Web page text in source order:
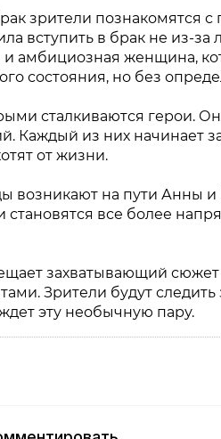
зрители познакомятся
вступить в брак не из-
амбициозная женщина,
состояния, но без
сталкиваются герои.
Каждый из них начинает
от жизни.
возникают на пути Анны
становятся все более
захватывающий
Зрители будут
эту необычную пару.